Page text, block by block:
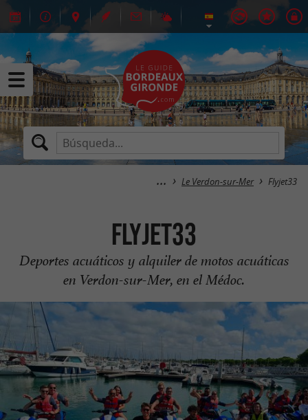
Le Verdon-sur-Mer Flyjet33
Flyjet33
Deportes acuáticos y alquiler de motos acuáticas
en Verdon-sur-Mer, en el Médoc.